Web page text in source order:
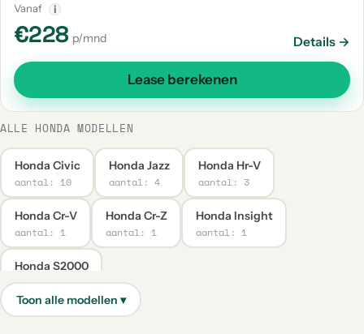
Vanaf i
€228 p/mnd Details →
Lease berekenen
ALLE HONDA MODELLEN
Honda Civic
aantal: 10
Honda Jazz
aantal: 4
Honda Hr-V
aantal: 3
Honda Cr-V
aantal: 1
Honda Cr-Z
aantal: 1
Honda Insight
aantal: 1
Honda S2000
aantal: 1